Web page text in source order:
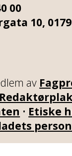
00
10,
av
• Etiske